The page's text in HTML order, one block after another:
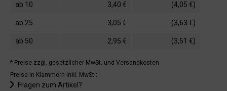
ab 10 3,40 € (4,05 €)
ab 25 3,05 € (3,63 €)
ab 50 2,95 € (3,51 €)
* Preise zzgl. gesetzlicher MwSt. und Versandkosten
Preise in Klammern inkl. MwSt.:
Fragen zum Artikel?